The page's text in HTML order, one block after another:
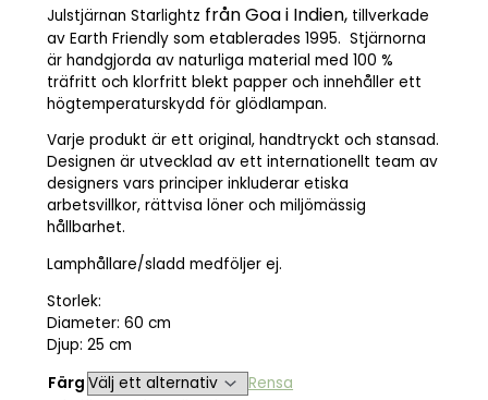
Julstjärnan Starlightz från Goa i Indien, tillverkade
av Earth Friendly som etablerades 1995. Stjärnorna
är handgjorda av naturliga material med 100 %
träfritt och klorfritt blekt papper och innehåller ett
högtemperaturskydd för glödlampan.
Varje produkt är ett original, handtryckt och stansad.
Designen är utvecklad av ett internationellt team av
designers vars principer inkluderar etiska
arbetsvillkor, rättvisa löner och miljömässig
hållbarhet.
Lamphållare/sladd medföljer ej.
Storlek:
Diameter: 60 cm
Djup: 25 cm
Färg
Rensa